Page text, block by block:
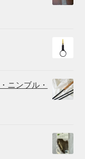
ニンブル・